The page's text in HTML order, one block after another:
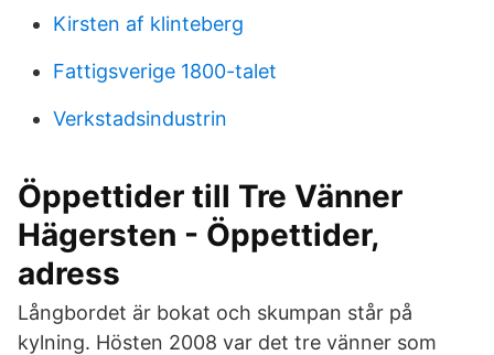
Kirsten af klinteberg
Fattigsverige 1800-talet
Verkstadsindustrin
Öppettider till Tre Vänner
Hägersten - Öppettider,
adress
Långbordet är bokat och skumpan står på
kylning. Hösten 2008 var det tre vänner som